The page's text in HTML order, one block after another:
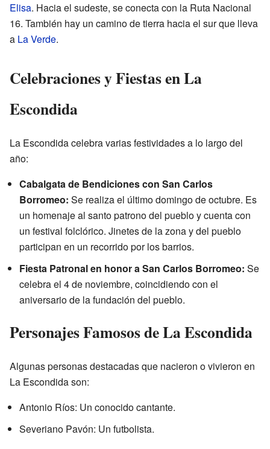
Elisa. Hacia el sudeste, se conecta con la Ruta Nacional
16. También hay un camino de tierra hacia el sur que lleva
a La Verde.
Celebraciones y Fiestas en La
Escondida
La Escondida celebra varias festividades a lo largo del
año:
Cabalgata de Bendiciones con San Carlos
Borromeo: Se realiza el último domingo de octubre. Es
un homenaje al santo patrono del pueblo y cuenta con
un festival folclórico. Jinetes de la zona y del pueblo
participan en un recorrido por los barrios.
Fiesta Patronal en honor a San Carlos Borromeo: Se
celebra el 4 de noviembre, coincidiendo con el
aniversario de la fundación del pueblo.
Personajes Famosos de La Escondida
Algunas personas destacadas que nacieron o vivieron en
La Escondida son:
Antonio Ríos: Un conocido cantante.
Severiano Pavón: Un futbolista.